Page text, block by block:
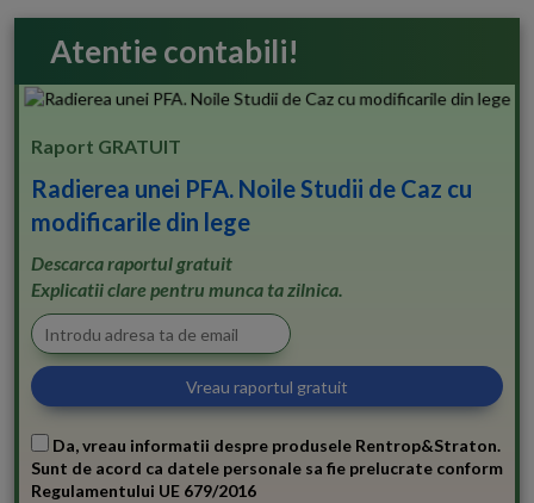
Atentie contabili!
Raport GRATUIT
Radierea unei PFA. Noile Studii de Caz cu
modificarile din lege
Descarca raportul gratuit
Explicatii clare pentru munca ta zilnica.
Da, vreau informatii despre produsele Rentrop&Straton.
Sunt de acord ca datele personale sa fie prelucrate conform
Regulamentului UE 679/2016